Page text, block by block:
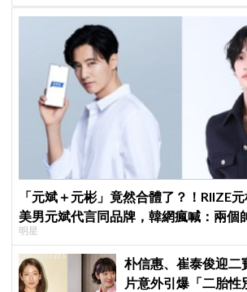
「元斌＋元彬」竟然合體了？！RIIZE
美男元斌代言同品牌，韓網瘋喊：兩個
明星
朴信惠、崔泰俊迎二
片意外引爆「二胎性